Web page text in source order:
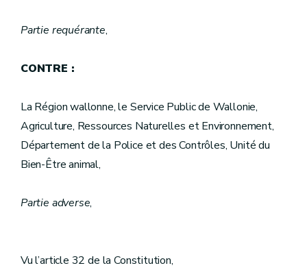
Partie requérante,
CONTRE :
La Région wallonne, le Service Public de Wallonie,
Agriculture, Ressources Naturelles et Environnement,
Département de la Police et des Contrôles, Unité du
Bien-Être animal,
Partie adverse,
Vu l’article 32 de la Constitution,